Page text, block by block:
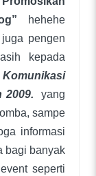
hehehe
pengen
kepada
2009.
yang
sampe
informasi
bagi banyak
seperti